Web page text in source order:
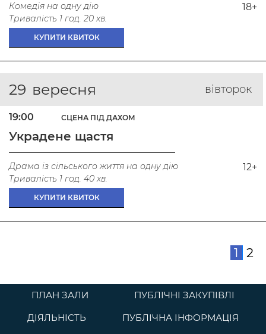
Комедія на одну дію
Тривалість 1 год. 20 хв.
18+
КУПИТИ КВИТОК
29 вересня вівторок
19:00 СЦЕНА ПІД ДАХОМ
Украдене щастя
Драма із сільського життя на одну дію
Тривалість 1 год. 40 хв.
12+
КУПИТИ КВИТОК
1 2
ПЛАН ЗАЛИ
ПУБЛІЧНІ ЗАКУПІВЛІ
ДІЯЛЬНІСТЬ
ПУБЛІЧНА ІНФОРМАЦІЯ